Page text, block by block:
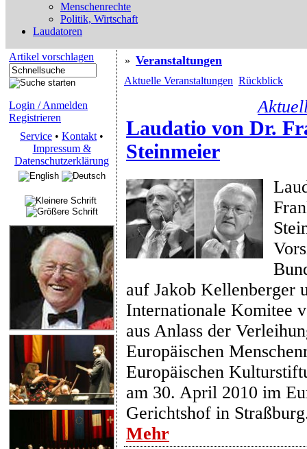
Menschenrechte
Politik, Wirtschaft
Laudatoren
Artikel vorschlagen
Login / Anmelden
Registrieren
Service • Kontakt •
Impressum &
Datenschutzerklärung
» Veranstaltungen
Aktuelle Veranstaltungen Rückblick
Laudatio von Dr.
Steinmeier
auf Jakob Kellenberger
Internationale Komitee
aus Anlass der
Europäischen
Europäischen
am 30. April 2010 im
Gerichtshof in
Mehr